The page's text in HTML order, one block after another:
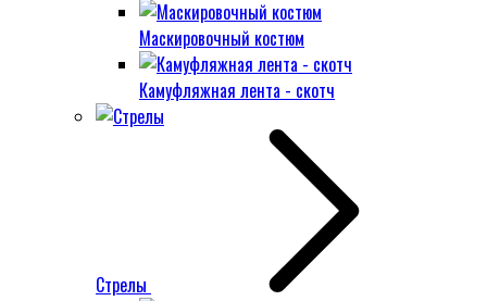
Маскировочный костюм
Камуфляжная лента - скотч
Стрелы